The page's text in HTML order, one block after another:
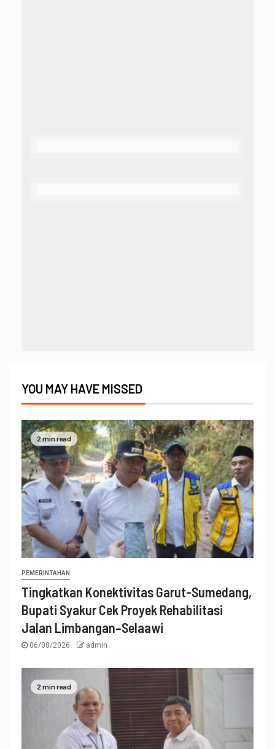
YOU MAY HAVE MISSED
2 min read
PEMERINTAHAN
Tingkatkan Konektivitas Garut-Sumedang,
Bupati Syakur Cek Proyek Rehabilitasi
Jalan Limbangan–Selaawi
06/08/2026 admin
2 min read